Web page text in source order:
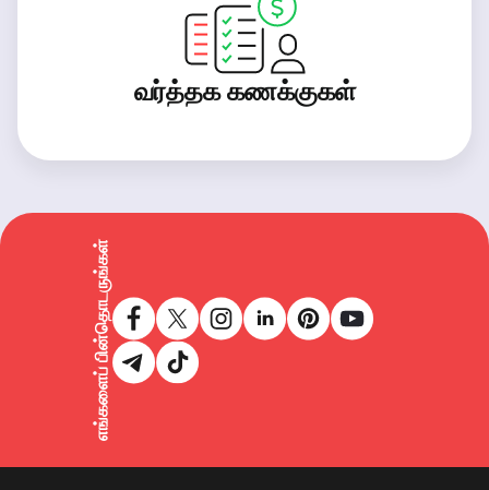
வர்த்தக கணக்குகள்
எங்களைப் பின்தொடருங்கள்